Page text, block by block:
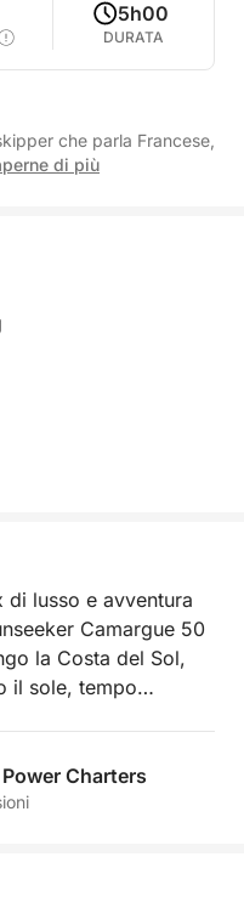
5h00
DURATA
che parla Francese,
di più
lusso e avventura
Camargue 50
la Costa del Sol,
il sole, tempo
trasformeranno una
il tuo equipaggio
navighi ammirando
Charters